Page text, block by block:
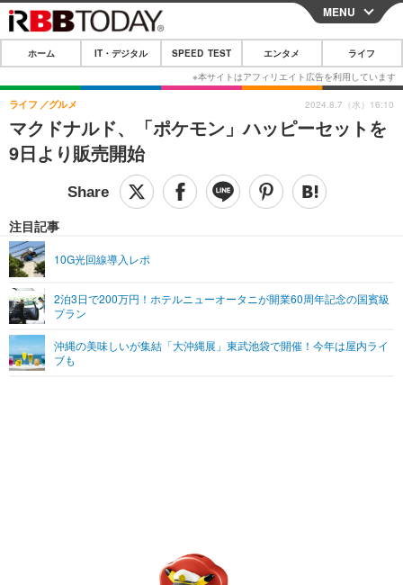
CLOSE
ホーム
IT・デジタル
IT・デジタルTOP スマートフォン
ショッピング その他
SPEED TEST
エンタメTOP 映画・ドラマ
グラビア
ショッピング その他
ライフTOP
その他
リリース一覧
プッシュ通知の停止方法
MENU
ホーム IT・デジタル SPEED TEST エンタメ ライフ
マクドナルド、「ポケモン」ハッピーセットを
9日より販売開始
ライフ グルメ
注目記事
10G光回線導入レポ
2泊3日で200万円！ホテルニューオータニが開業60周年記念の国賓級
プラン
沖縄の美味しいが集結「大沖縄展」東武池袋で開催！今年は屋内ライ
ブも
2024.8.7（水）16:10